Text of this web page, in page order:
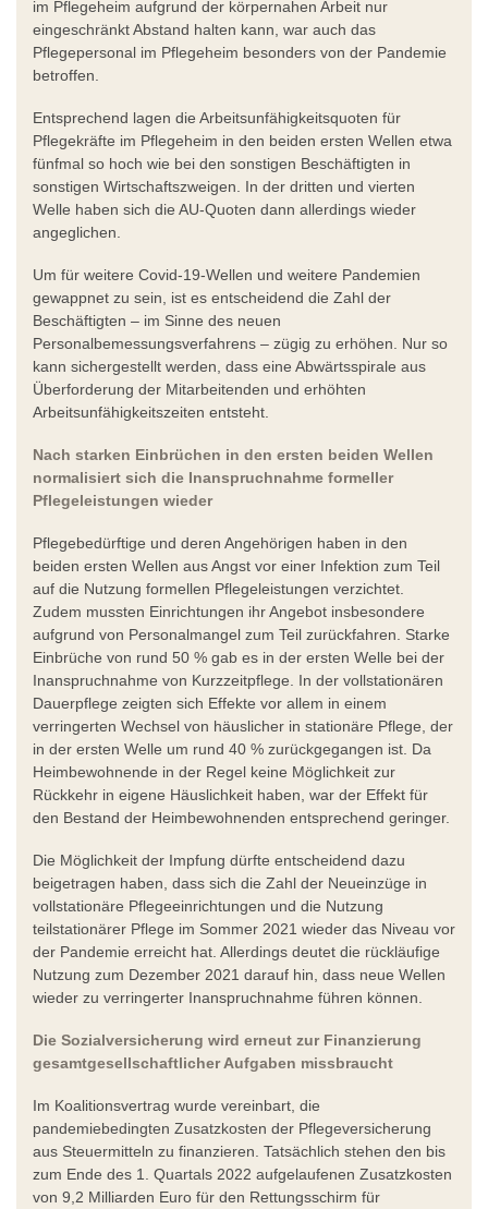
im Pflegeheim aufgrund der körpernahen Arbeit nur
eingeschränkt Abstand halten kann, war auch das
Pflegepersonal im Pflegeheim besonders von der Pandemie
betroffen.
Entsprechend lagen die Arbeitsunfähigkeitsquoten für
Pflegekräfte im Pflegeheim in den beiden ersten Wellen etwa
fünfmal so hoch wie bei den sonstigen Beschäftigten in
sonstigen Wirtschaftszweigen. In der dritten und vierten
Welle haben sich die AU-Quoten dann allerdings wieder
angeglichen.
Um für weitere Covid-19-Wellen und weitere Pandemien
gewappnet zu sein, ist es entscheidend die Zahl der
Beschäftigten – im Sinne des neuen
Personalbemessungsverfahrens – zügig zu erhöhen. Nur so
kann sichergestellt werden, dass eine Abwärtsspirale aus
Überforderung der Mitarbeitenden und erhöhten
Arbeitsunfähigkeitszeiten entsteht.
Nach starken Einbrüchen in den ersten beiden Wellen
normalisiert sich die Inanspruchnahme formeller
Pflegeleistungen wieder
Pflegebedürftige und deren Angehörigen haben in den
beiden ersten Wellen aus Angst vor einer Infektion zum Teil
auf die Nutzung formellen Pflegeleistungen verzichtet.
Zudem mussten Einrichtungen ihr Angebot insbesondere
aufgrund von Personalmangel zum Teil zurückfahren. Starke
Einbrüche von rund 50 % gab es in der ersten Welle bei der
Inanspruchnahme von Kurzzeitpflege. In der vollstationären
Dauerpflege zeigten sich Effekte vor allem in einem
verringerten Wechsel von häuslicher in stationäre Pflege, der
in der ersten Welle um rund 40 % zurückgegangen ist. Da
Heimbewohnende in der Regel keine Möglichkeit zur
Rückkehr in eigene Häuslichkeit haben, war der Effekt für
den Bestand der Heimbewohnenden entsprechend geringer.
Die Möglichkeit der Impfung dürfte entscheidend dazu
beigetragen haben, dass sich die Zahl der Neueinzüge in
vollstationäre Pflegeeinrichtungen und die Nutzung
teilstationärer Pflege im Sommer 2021 wieder das Niveau vor
der Pandemie erreicht hat. Allerdings deutet die rückläufige
Nutzung zum Dezember 2021 darauf hin, dass neue Wellen
wieder zu verringerter Inanspruchnahme führen können.
Die Sozialversicherung wird erneut zur Finanzierung
gesamtgesellschaftlicher Aufgaben missbraucht
Im Koalitionsvertrag wurde vereinbart, die
pandemiebedingten Zusatzkosten der Pflegeversicherung
aus Steuermitteln zu finanzieren. Tatsächlich stehen den bis
zum Ende des 1. Quartals 2022 aufgelaufenen Zusatzkosten
von 9,2 Milliarden Euro für den Rettungsschirm für